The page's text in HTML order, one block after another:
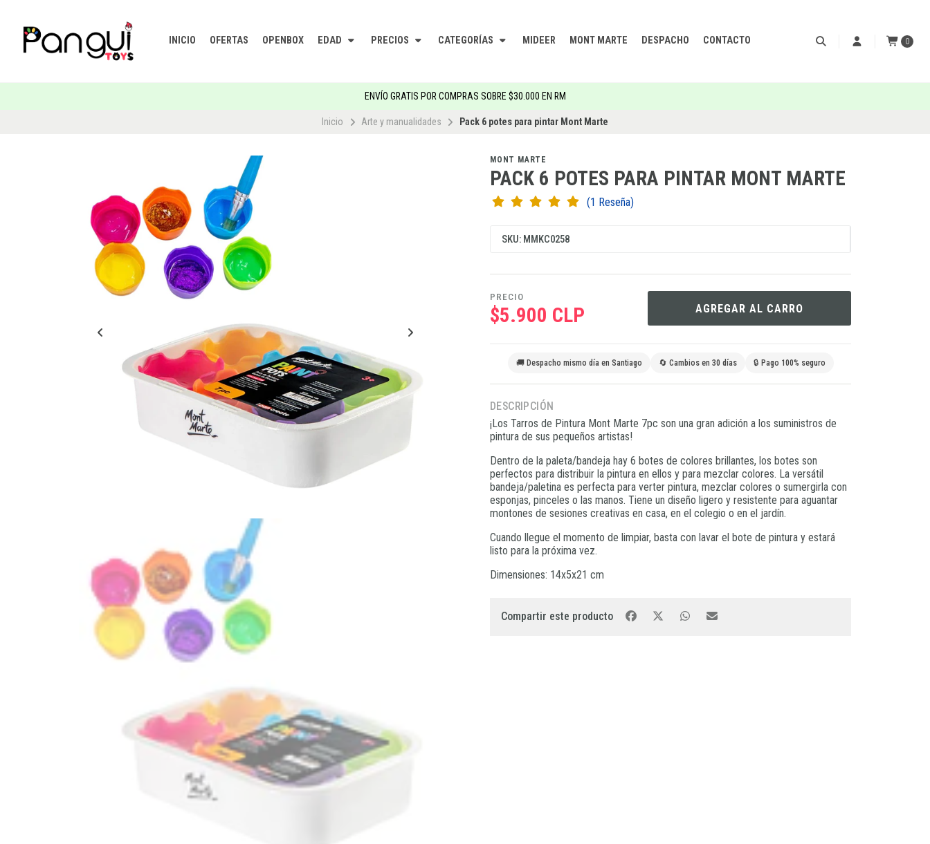
INICIO OFERTAS OPENBOX EDAD PRECIOS CATEGORÍAS MIDEER MONT MARTE DESPACHO CONTACTO 0
ENVÍO GRATIS POR COMPRAS SOBRE $30.000 EN RM
Inicio Arte y manualidades Pack 6 potes para pintar Mont Marte
MONT MARTE
PACK 6 POTES PARA PINTAR MONT MARTE
(1 Reseña)
SKU: MMKC0258
PRECIO
$5.900 CLP AGREGAR AL CARRO
🚚 Despacho mismo día en Santiago 🔄 Cambios en 30 días 🔒 Pago 100% seguro
DESCRIPCIÓN
¡Los Tarros de Pintura Mont Marte 7pc son una gran adición a los suministros de
pintura de sus pequeños artistas!
Dentro de la paleta/bandeja hay 6 botes de colores brillantes, los botes son
perfectos para distribuir la pintura en ellos y para mezclar colores. La versátil
bandeja/paletina es perfecta para verter pintura, mezclar colores o sumergirla con
esponjas, pinceles o las manos. Tiene un diseño ligero y resistente para aguantar
montones de sesiones creativas en casa, en el colegio o en el jardín.
Cuando llegue el momento de limpiar, basta con lavar el bote de pintura y estará
listo para la próxima vez.
Dimensiones: 14x5x21 cm
Compartir este producto